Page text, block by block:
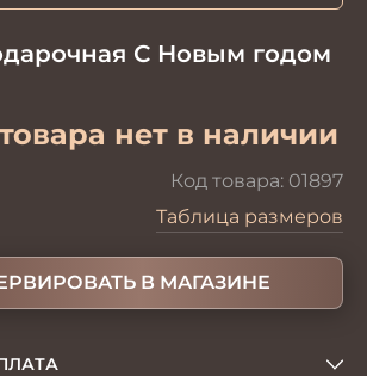
С Новым годом
нет в наличии
Код товара: 01897
Таблица размеров
В МАГАЗИНЕ